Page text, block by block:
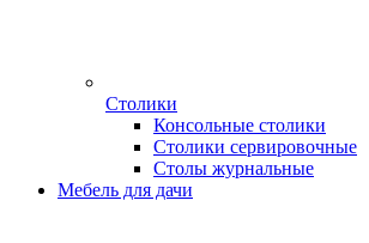
Столики
Консольные столики
Столики сервировочные
Столы журнальные
Мебель для дачи